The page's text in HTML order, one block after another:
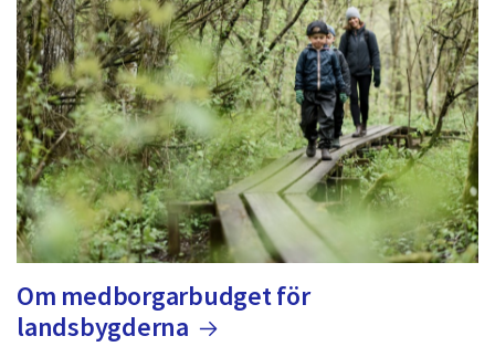
Om medborgarbudget för
landsbygderna